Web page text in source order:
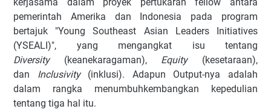
pemerintah Amerika dan Indonesia pada program
bertajuk "Young Southeast Asian Leaders Initiatives
(YSEALI)", yang mengangkat isu tentang
Diversity(keanekaragaman), Equity(kesetaraan),
dan Inclusivity(inklusi). Adapun Output-nya adalah
dalam rangka menumbuhkembangkan kepedulian
tentang tiga hal itu.